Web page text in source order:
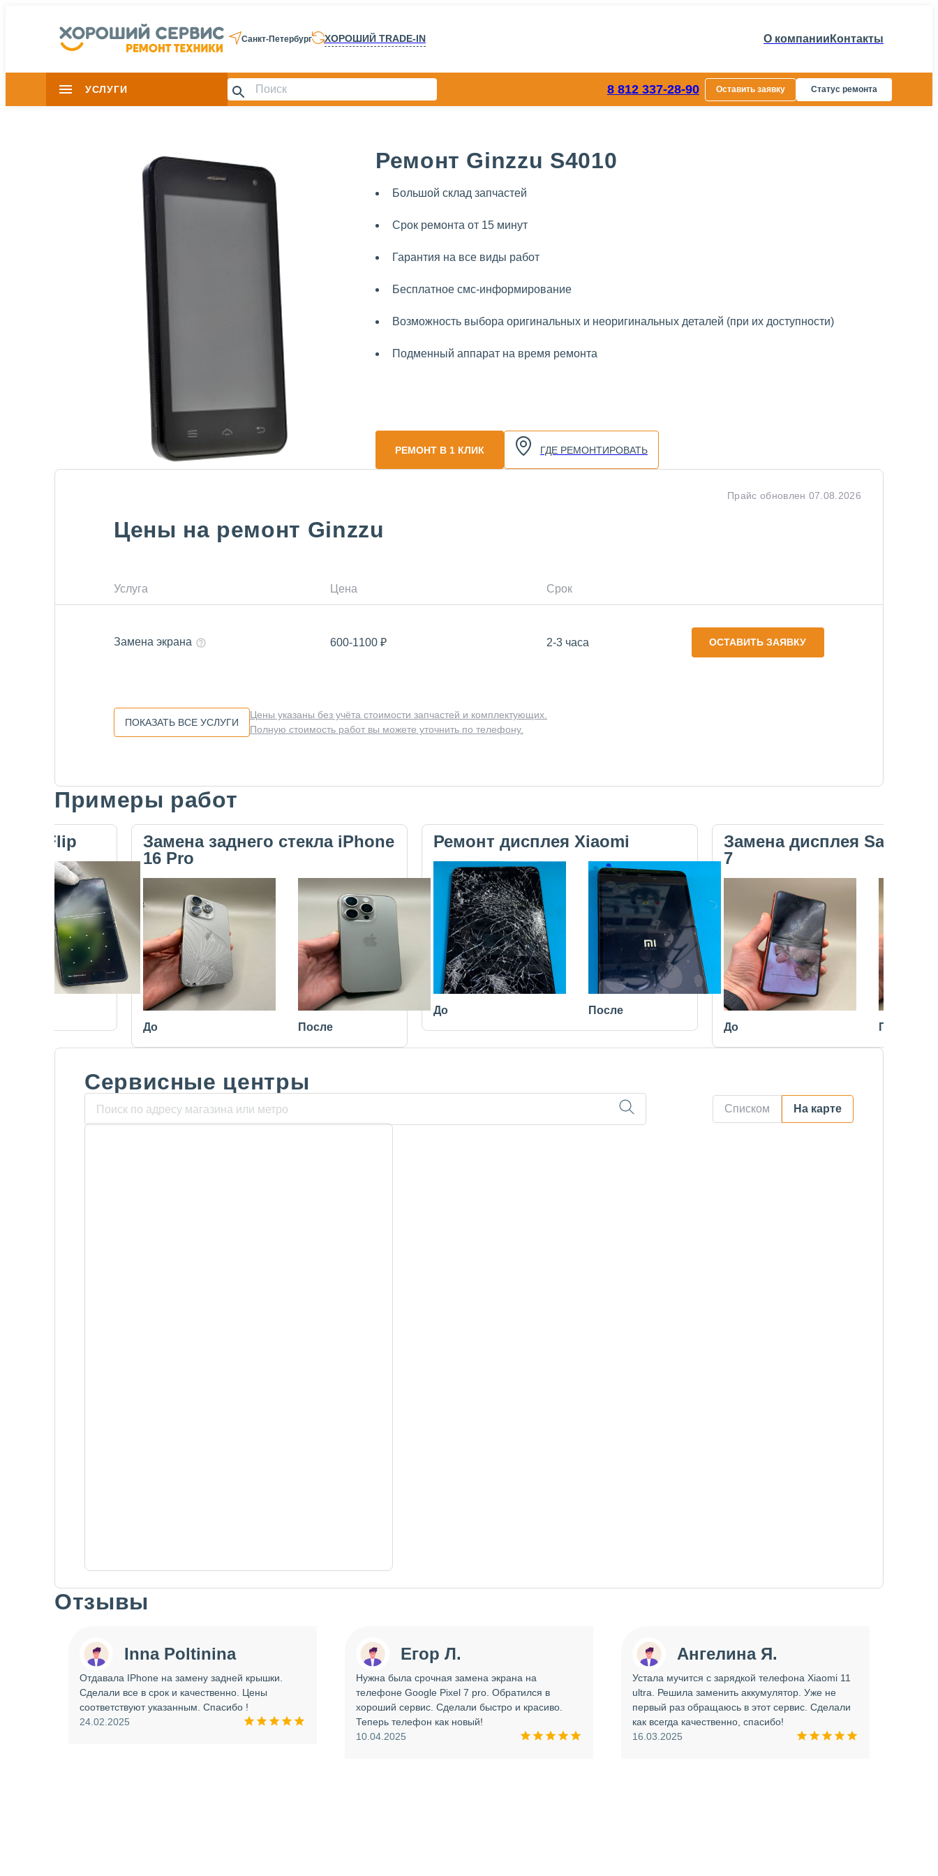
Санкт-Петербург ХОРОШИЙ TRADE-IN О компании Контакты
УСЛУГИ 8 812 337-28-90 Оставить заявку Статус ремонта
Ремонт Ginzzu S4010
Большой склад запчастей
Срок ремонта от 15 минут
Гарантия на все виды работ
Бесплатное смс-информирование
Возможность выбора оригинальных и неоригинальных деталей (при их доступности)
Подменный аппарат на время ремонта
РЕМОНТ В 1 КЛИК ГДЕ РЕМОНТИРОВАТЬ
Цены на ремонт Ginzzu
Прайс обновлен 07.08.2026
Услуга Цена Срок
Замена экрана 600-1100₽ 2-3 часа ОСТАВИТЬ ЗАЯВКУ
ПОКАЗАТЬ ВСЕ УСЛУГИ
Цены указаны без учёта стоимости запчастей и комплектующих.
Полную стоимость работ вы можете уточнить по телефону.
Примеры работ
Flip
Замена заднего стекла iPhone
16 Pro
До После
Ремонт дисплея Xiaomi
До После
Замена дисплея
7
До После
Сервисные центры
Списком На карте
Отзывы
Inna Poltinina
Отдавала IPhone на замену задней крышки.
Сделали все в срок и качественно. Цены
соответствуют указанным. Спасибо !
24.02.2025
Егор Л.
Нужна была срочная замена экрана на
телефоне Google Pixel 7 pro. Обратился в
хороший сервис. Сделали быстро и красиво.
Теперь телефон как новый!
10.04.2025
Ангелина Я.
Устала мучится с зарядкой телефона Xiaomi 11
ultra. Решила заменить аккумулятор. Уже не
первый раз обращаюсь в этот сервис. Сделали
как всегда качественно, спасибо!
16.03.2025